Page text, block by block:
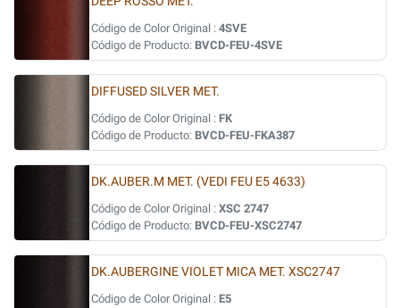
Código de Color Original : 4SVE
Código de Producto: BVCD-FEU-4SVE
DIFFUSED SILVER MET.
Código de Color Original : FK
Código de Producto: BVCD-FEU-FKA387
DK.AUBER.M MET. (VEDI FEU E5 4633)
Código de Color Original : XSC 2747
Código de Producto: BVCD-FEU-XSC2747
DK.AUBERGINE VIOLET MICA MET. XSC2747
Código de Color Original : E5